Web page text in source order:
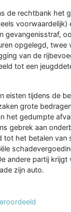
de rechtbank het
gevangenisstraf,
opgelegd,
van de
tot een
eisten tijdens de
grote
het gedumpte
gebrek aan
het betalen van
andere partij
zijn auto.